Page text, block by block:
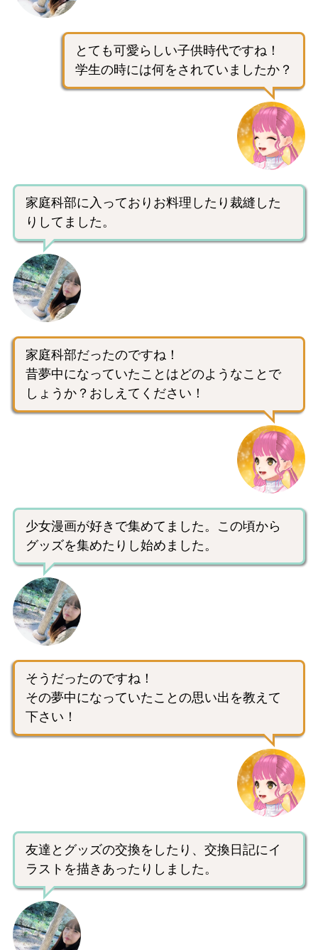
とても可愛らしい子供時代ですね！
学生の時には何をされていましたか？
家庭科部に入っておりお料理したり裁縫した
りしてました。
家庭科部だったのですね！
昔夢中になっていたことはどのようなことで
しょうか？おしえてください！
少女漫画が好きで集めてました。この頃から
グッズを集めたりし始めました。
そうだったのですね！
その夢中になっていたことの思い出を教えて
下さい！
友達とグッズの交換をしたり、交換日記にイ
ラストを描きあったりしました。